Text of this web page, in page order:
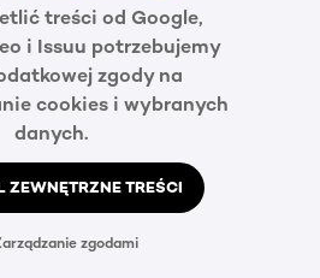
treści od Google,
i Issuu potrzebujemy
zgody na
cookies i wybranych
danych.
ZEWNĘTRZNE TREŚCI
zgodami